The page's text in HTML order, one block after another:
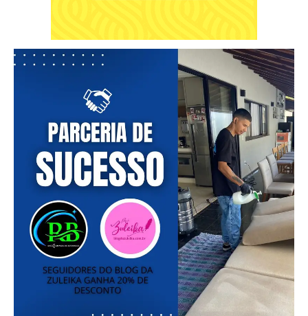
━ pricing plans
Free
Included for free:
Etiam est nibh, lobortis sit
Praesent euismod ac
Ut mollis pellentesque tortor
Nullam eu erat condimentum
Donec quis est ac felis
Orci varius natoque dolor